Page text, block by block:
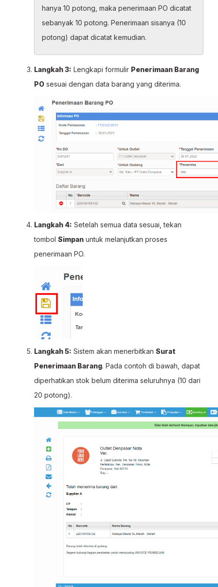
hanya 10 potong, maka penerimaan PO dicatat
sebanyak 10 potong. Penerimaan sisanya (10
potong) dapat dicatat kemudian.
Langkah 3: Lengkapi formulir Penerimaan Barang
PO sesuai dengan data barang yang diterima.
Langkah 4: Setelah semua data sesuai, tekan
tombol Simpan untuk melanjutkan proses
penerimaan PO.
Langkah 5: Sistem akan menerbitkan Surat
Penerimaan Barang. Pada contoh di bawah, dapat
diperhatikan stok belum diterima seluruhnya (10 dari
20 potong).